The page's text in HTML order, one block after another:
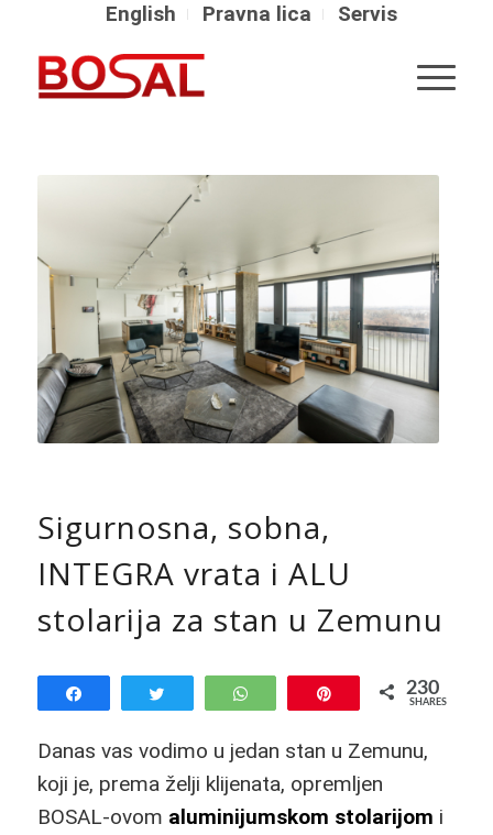
English Pravna lica Servis
Sigurnosna, sobna,
INTEGRA vrata i ALU
stolarija za stan u Zemunu
WhatsApp 230
SHARES
Danas vas vodimo u jedan stan u Zemunu,
koji je, prema želji klijenata, opremljen
BOSAL-ovom aluminijumskom stolarijom i